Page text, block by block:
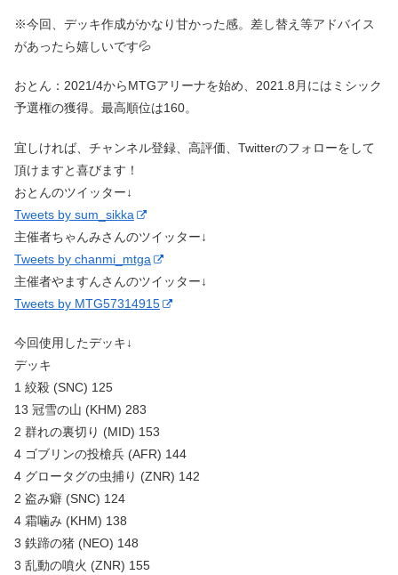
※今回、デッキ作成がかなり甘かった感。差し替え等アドバイス
があったら嬉しいです💦
おとん：2021/4からMTGアリーナを始め、2021.8月にはミシック
予選権の獲得。最高順位は160。
宜しければ、チャンネル登録、高評価、Twitterのフォローをして
頂けますと喜びます！
おとんのツイッター↓
Tweets by sum_sikka
主催者ちゃんみさんのツイッター↓
Tweets by chanmi_mtga
主催者やますんさんのツイッター↓
Tweets by MTG57314915
今回使用したデッキ↓
デッキ
1 絞殺 (SNC) 125
13 冠雪の山 (KHM) 283
2 群れの裏切り (MID) 153
4 ゴブリンの投槍兵 (AFR) 144
4 グロータグの虫捕り (ZNR) 142
2 盗み癖 (SNC) 124
4 霜噛み (KHM) 138
3 鉄蹄の猪 (NEO) 148
3 乱動の噴火 (ZNR) 155